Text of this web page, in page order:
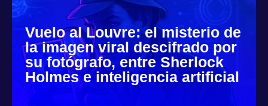
Vuelo al Louvre: el misterio de
la imagen viral descifrado por
su fotógrafo, entre Sherlock
Holmes e inteligencia artificial